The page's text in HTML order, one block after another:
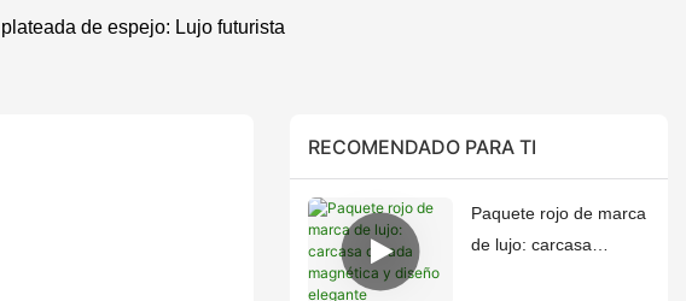
de espejo: Lujo futurista
RECOMENDADO PARA TI
Paquete rojo de marca
de lujo: carcasa